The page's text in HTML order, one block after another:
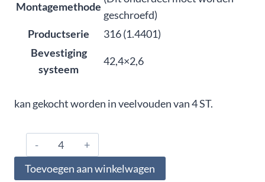
Montagemethode
geschroefd)
Productserie
316 (1.4401)
Bevestiging
systeem
42,4×2,6
kan gekocht worden in veelvouden van 4 ST.
316.000.0373,
Arm
railingsteun
Toevoegen aan winkelwagen